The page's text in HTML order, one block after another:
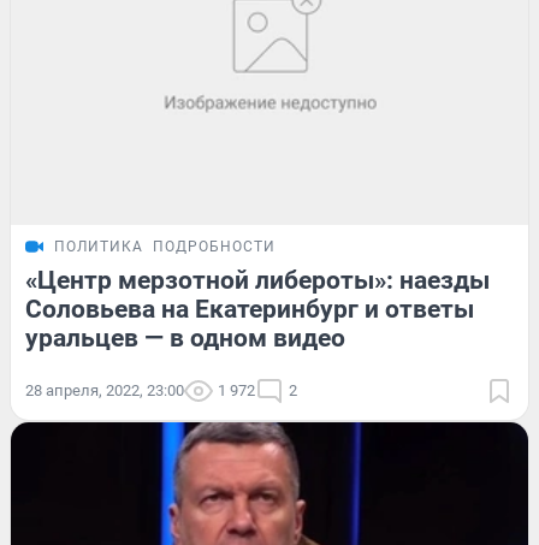
ПОЛИТИКА ПОДРОБНОСТИ
«Центр мерзотной либероты»: наезды
Соловьева на Екатеринбург и ответы
уральцев — в одном видео
28 апреля, 2022, 23:00 1 972 2